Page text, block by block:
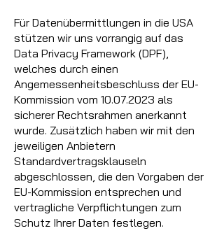
Für Datenübermittlungen in die USA
stützen wir uns vorrangig auf das
Data Privacy Framework (DPF),
welches durch einen
Angemessenheitsbeschluss der EU-
Kommission vom 10.07.2023 als
sicherer Rechtsrahmen anerkannt
wurde. Zusätzlich haben wir mit den
jeweiligen Anbietern
Standardvertragsklauseln
abgeschlossen, die den Vorgaben der
EU-Kommission entsprechen und
vertragliche Verpflichtungen zum
Schutz Ihrer Daten festlegen.